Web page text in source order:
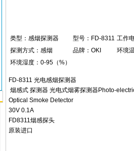
类型：感烟探测器 型号：FD-8311 工作
探测方式：感烟
品牌：OKI
环境
环境湿度：0-95（%）
FD-8311 光电感烟探测器
烟感式 探测器 光电式烟雾探测器Photo-
Optical Smoke Detector
30V 0.1A
FD8311烟感探头
原装进口